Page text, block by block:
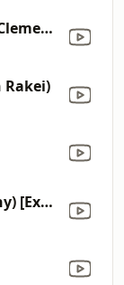
Cure My Desire (feat. Clementine Douglas)
Rakei)
Juno Love (feat. Mewhy) [Extended Mix]